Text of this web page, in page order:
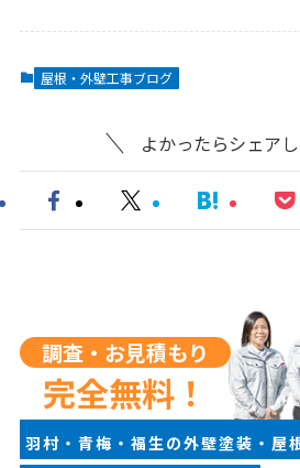
屋根・外壁工事ブログ
よかったらシェアし
調査・お見積もり
完全無料！
羽村・青梅・福生の外壁塗装・屋